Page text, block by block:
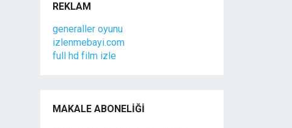
REKLAM
generaller oyunu
izlenmebayi.com
full hd film izle
MAKALE ABONELIĞI